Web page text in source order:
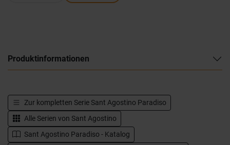
Produktinformationen
Zur kompletten Serie Sant Agostino Paradiso
Alle Serien von Sant Agostino
Sant Agostino Paradiso - Katalog